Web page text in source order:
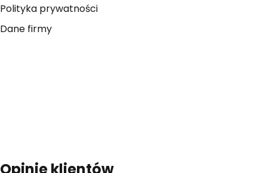
Polityka prywatności
Dane firmy